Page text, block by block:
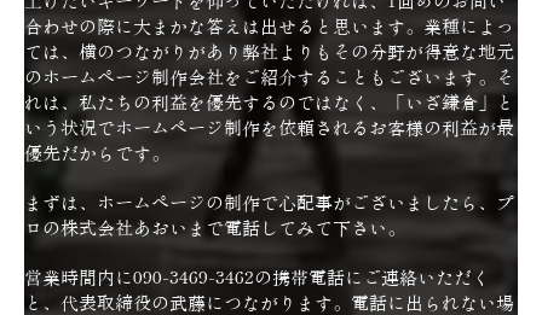
合わせの際に大まかな答えは出せると思います。業種によっ
ては、横のつながりがあり弊社よりもその分野が得意な地元
のホームページ制作会社をご紹介することもございます。そ
れは、私たちの利益を優先するのではなく、「いざ鎌倉」と
いう状況でホームページ制作を依頼されるお客様の利益が最
優先だからです。
まずは、ホームページの制作で心配事がございましたら、プ
ロの株式会社あおいまで電話してみて下さい。
営業時間内に090-3469-3462の携帯電話にご連絡いただく
と、代表取締役の武藤につながります。電話に出られない場